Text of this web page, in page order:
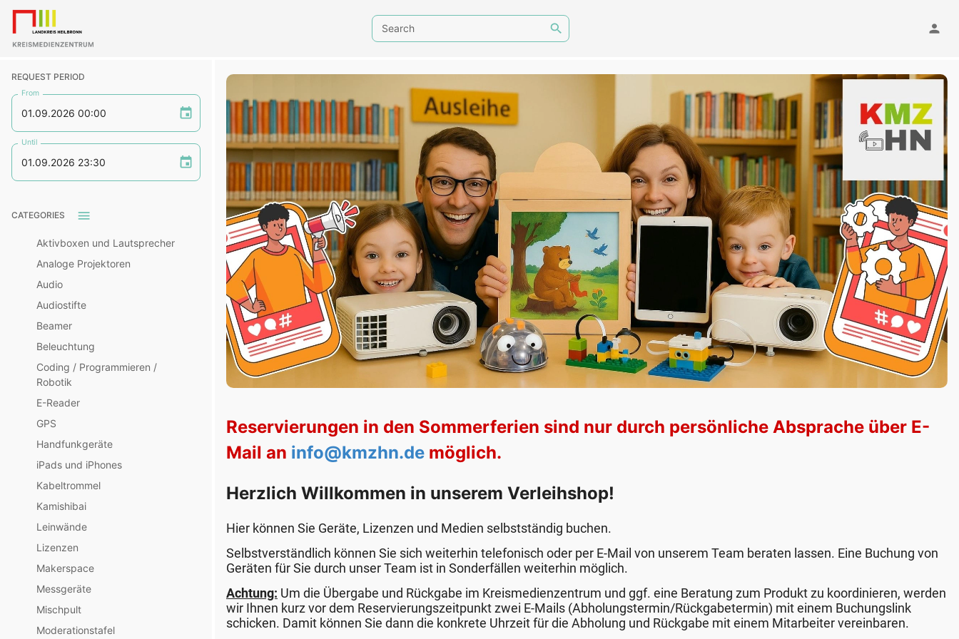
Search
REQUEST PERIOD
From
Until
CATEGORIES
Aktivboxen und Lautsprecher
Analoge Projektoren
Audio
Audiostifte
Beamer
Beleuchtung
Coding / Programmieren /
Robotik
E-Reader
GPS
Handfunkgeräte
iPads und iPhones
Kabeltrommel
Kamishibai
Leinwände
Lizenzen
Makerspace
Messgeräte
Mischpult
Moderationstafel
Reservierungen in den Sommerferien sind nur durch persönliche Absprache über E-
Mail an info@kmzhn.de möglich.
Herzlich Willkommen in unserem Verleihshop!
Hier können Sie Geräte, Lizenzen und Medien selbstständig buchen.
Selbstverständlich können Sie sich weiterhin telefonisch oder per E-Mail von unserem Team beraten lassen. Eine Buchung von
Geräten für Sie durch unser Team ist in Sonderfällen weiterhin möglich.
Achtung: Um die Übergabe und Rückgabe im Kreismedienzentrum und ggf. eine Beratung zum Produkt zu koordinieren, werden
wir Ihnen kurz vor dem Reservierungszeitpunkt zwei E-Mails (Abholungstermin/Rückgabetermin) mit einem Buchungslink
schicken. Damit können Sie dann die konkrete Uhrzeit für die Abholung und Rückgabe mit einem Mitarbeiter vereinbaren.